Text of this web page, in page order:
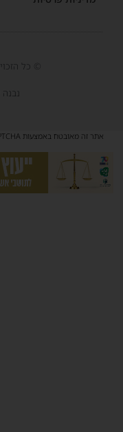
© כל
נבנה
אתר זה מאובטח באמצעות reCAPTCHA וגוגל בכפוף